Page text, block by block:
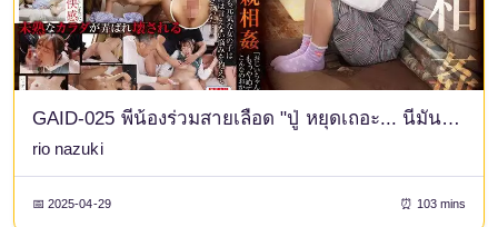
GAID-025 พี่น้องร่วมสายเลือด "ปู่ หยุดเถอะ... นี่มันแปลก" กางเกงชั้นในของ Natsuki Rio พร้อมรูปถ่าย
rio nazuki
📅 2025-04-29 ⏰ 103 mins